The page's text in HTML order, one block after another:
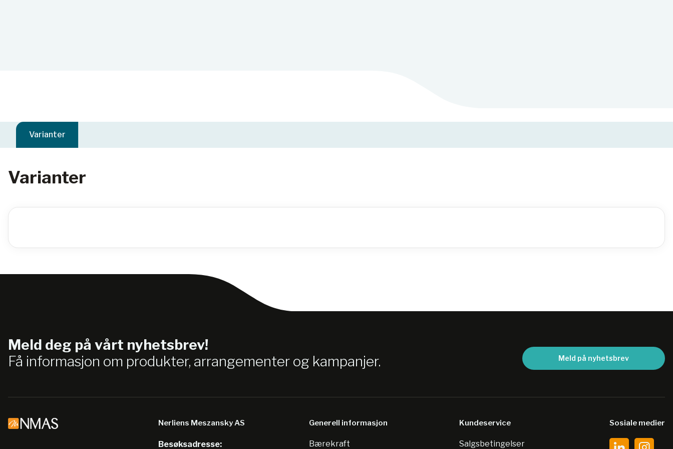
Varianter
Varianter
Meld deg på vårt nyhetsbrev!
Få informasjon om produkter, arrangementer og kampanjer.
Meld på nyhetsbrev
Nerliens Meszansky AS
Besøksadresse:
Generell informasjon
Bærekraft
Kundeservice
Salgsbetingelser
Sosiale medier